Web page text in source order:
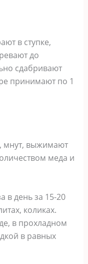
в ступке,
до
сдабривают
принимают по 1
мнут, выжимают
меда и
в день за 15-20
коликах.
в прохладном
в равных